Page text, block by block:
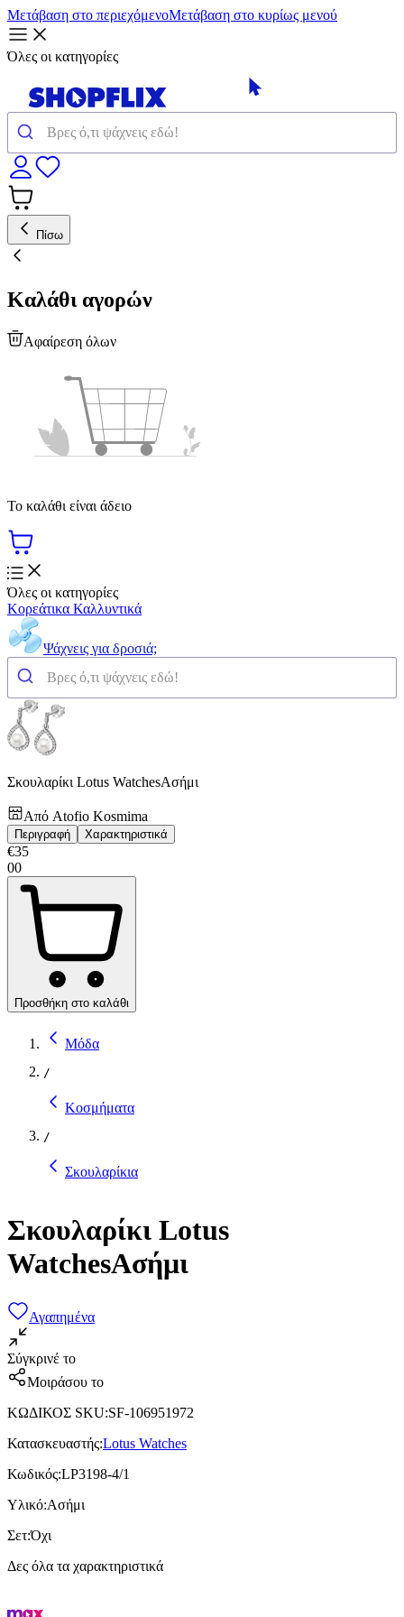
Μετάβαση στο περιεχόμενοΜετάβαση στο κυρίως μενού
Όλες οι κατηγορίες
Πίσω
Καλάθι αγορών
Αφαίρεση όλων
Το καλάθι είναι άδειο
Όλες οι κατηγορίες
Κορεάτικα Καλλυντικά
Ψάχνεις για δροσιά;
Σκουλαρίκι Lotus WatchesΑσήμι
Από Atofio Kosmima
Περιγραφή Χαρακτηριστικά
€35
00
Προσθήκη στο καλάθι
Μόδα
/
Κοσμήματα
/
Σκουλαρίκια
Σκουλαρίκι Lotus
WatchesΑσήμι
Αγαπημένα
Σύγκρινέ το
Μοιράσου το
ΚΩΔΙΚΟΣ SKU:SF-106951972
Κατασκευαστής:Lotus Watches
Κωδικός:LP3198-4/1
Υλικό:Ασήμι
Σετ:Όχι
Δες όλα τα χαρακτηριστικά